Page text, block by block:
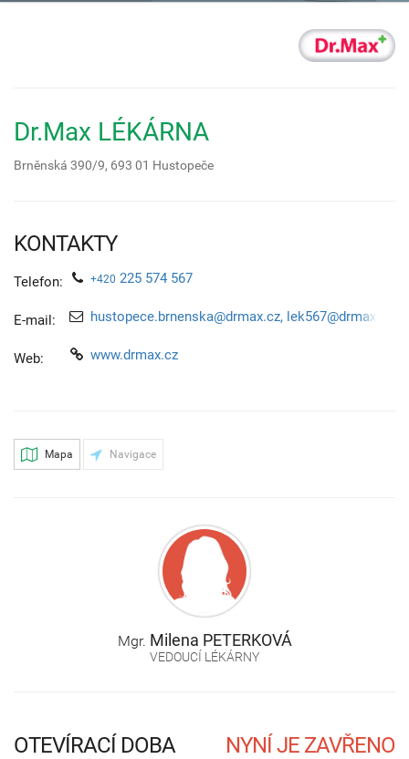
Dr.Max LÉKÁRNA
Brněnská 390/9, 693 01 Hustopeče
KONTAKTY
Telefon: +420 225 574 567
E-mail: hustopece.brnenska@drmax.cz, lek567@drmax.cz
Web: www.drmax.cz
Mapa Navigace
Mgr. Milena PETERKOVÁ
VEDOUCÍ LÉKÁRNY
OTEVÍRACÍ DOBA